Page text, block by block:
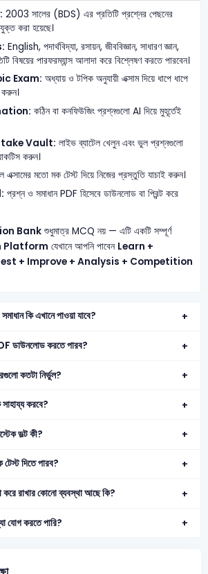
2003 সালের (BDS) এর প্রতিটি প্রশ্নের পেছনের
করা হয়েছে।
English, পদার্থবিদ্যা, রসায়ন, জীববিজ্ঞান, সাধারণ জ্ঞান,
বিষয়ের পারফরম্যান্স আলাদা করে বিশ্লেষণ করতে পারবেন।
Exam: অধ্যায় ও টপিক অনুযায়ী এক্সাম দিয়ে ধাপে ধাপে
করুন।
কঠিন বা কনফিউজিং প্রশ্নগুলো AI দিয়ে মুহূর্তেই
Vault: লাইভ ব্যাটেল খেলুন এবং ভুল প্রশ্নগুলো
করুন।
এক্সামের মতো মক টেস্ট দিয়ে নিজের প্রস্তুতি যাচাই করুন।
প্রশ্ন ও সমাধান PDF হিসেবে ডাউনলোড বা প্রিন্ট করে
Bankশুধুমাত্র MCQ নয় — এটি একটি সম্পূর্ণ
Platform যেখানে আপনি পাবেন Learn +
+ Improve + Analysis + Competition
কি এখানে পাওয়া যাবে?
ডাউনলোড করতে পারব?
কতটা নির্ভুল?
করবে?
ভল্ট কী?
দিতে পারব?
রাখার কোনো ব্যবস্থা আছে কি?
যোগ করতে পারি?